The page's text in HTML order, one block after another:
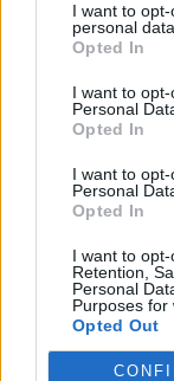
I want to
personal data.
Opted In
I want to
Personal
Opted In
I want to
Personal
Opted In
I want to opt-
Retention,
Personal
Purposes for
Opted Out
·Ti stimo·
isabel
30 Luglio-
Ma che c4zz ve
mano?? Finché non
capoccia